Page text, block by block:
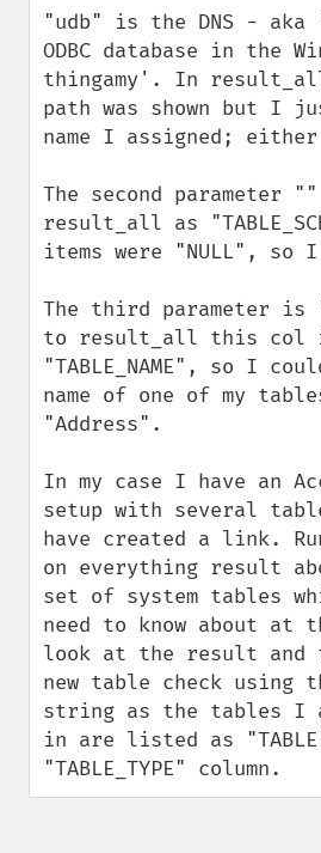
"udb" is the DNS - aka
ODBC database in the
thingamy'. In
path was shown but I
name I assigned;
The second parameter
result_all as
items were "NULL", so
The third parameter is
to result_all this col
"TABLE_NAME", so I
name of one of my
"Address".
In my case I have an
setup with several
have created a link.
on everything result
set of system tables
need to know about
look at the result and
new table check using
string as the tables I
in are listed as
"TABLE_TYPE" column.